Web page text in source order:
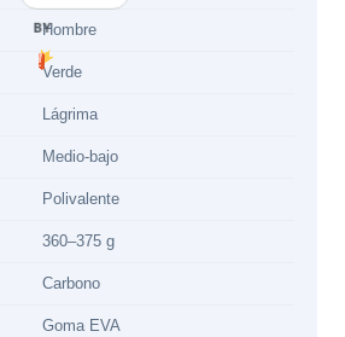
Hombre
Verde
Lágrima
Medio-bajo
Polivalente
360–375 g
Carbono
Goma EVA
BY